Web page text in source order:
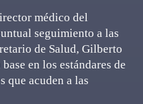
médico del
seguimiento a las
de Salud, Gilberto
en los estándares de
que acuden a las